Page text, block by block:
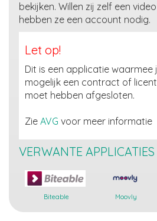
bekijken. Willen zij zelf een
hebben ze een account nodig.
Let op!
Dit is een applicatie waarmee
mogelijk een contract of
moet hebben afgesloten.
Zie AVG voor meer informatie
VERWANTE APPLICATIES
Biteable Moovly